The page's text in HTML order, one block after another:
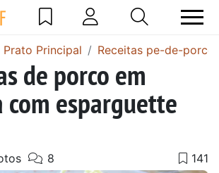
Prato Principal Receitas pe-de-porco
de porco em
com esparguette